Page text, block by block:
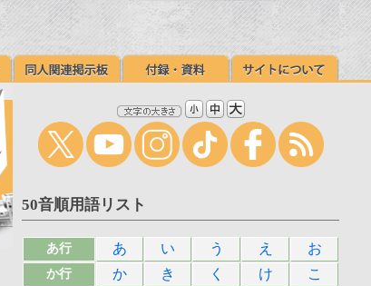
50音順用語リスト
あ行 あ い う え お
か行 か き く け こ